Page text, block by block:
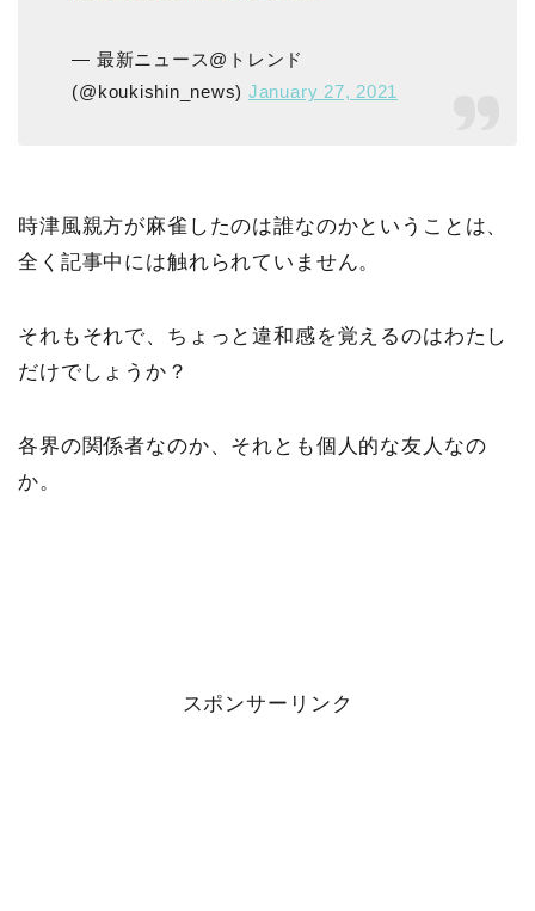
— 最新ニュース@トレンド
(@koukishin_news) January 27, 2021
時津風親方が麻雀したのは誰なのかということは、
全く記事中には触れられていません。
それもそれで、ちょっと違和感を覚えるのはわたし
だけでしょうか？
各界の関係者なのか、それとも個人的な友人なの
か。
スポンサーリンク